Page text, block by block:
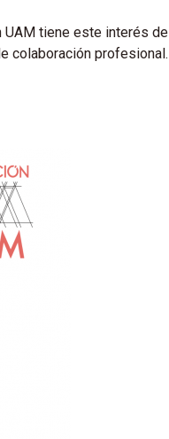
UAM tiene este interés de
colaboración profesional.